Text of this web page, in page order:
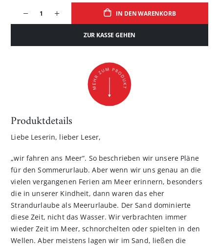
IN DEN WARENKORB
ZUR KASSE GEHEN
Produktdetails
Liebe Leserin, lieber Leser,
„wir fahren ans Meer“. So beschrieben wir unsere Pläne
für den Sommerurlaub. Aber wenn wir uns genau an die
vielen vergangenen Ferien am Meer erinnern, besonders
die in unserer Kindheit, dann waren das eher
Strandurlaube als Meerurlaube. Der Sand dominierte
diese Zeit, nicht das Wasser. Wir verbrachten immer
wieder Zeit im Meer, schnorchelten oder spielten in den
Wellen. Aber meistens lagen wir im Sand, ließen die